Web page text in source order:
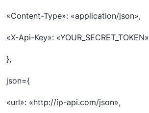
«Content-Type»: «application/json»,
«X-Api-Key»: «YOUR_SECRET_TOKEN»
},
json={
«url»: «http://ip-api.com/json»,